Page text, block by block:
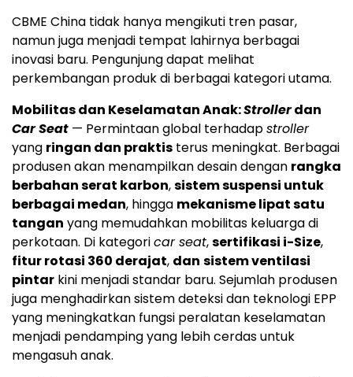
CBME China tidak hanya mengikuti tren pasar,
namun juga menjadi tempat lahirnya berbagai
inovasi baru. Pengunjung dapat melihat
perkembangan produk di berbagai kategori utama.
Mobilitas dan Keselamatan Anak:Strollerdan
Car Seat — Permintaan global terhadapstroller
yang ringan dan praktis terus meningkat. Berbagai
produsen akan menampilkan desain dengan rangka
berbahan serat karbon,sistem suspensi untuk
berbagai medan, hingga mekanisme lipat satu
tangan yang memudahkan mobilitas keluarga di
perkotaan. Di kategoricar seat,sertifikasi i-Size,
fitur rotasi 360 derajat, dan sistem ventilasi
pintar kini menjadi standar baru. Sejumlah produsen
juga menghadirkan sistem deteksi dan teknologi EPP
yang meningkatkan fungsi peralatan keselamatan
menjadi pendamping yang lebih cerdas untuk
mengasuh anak.